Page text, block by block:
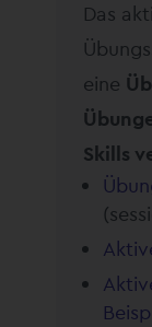
Das
eine
Skills